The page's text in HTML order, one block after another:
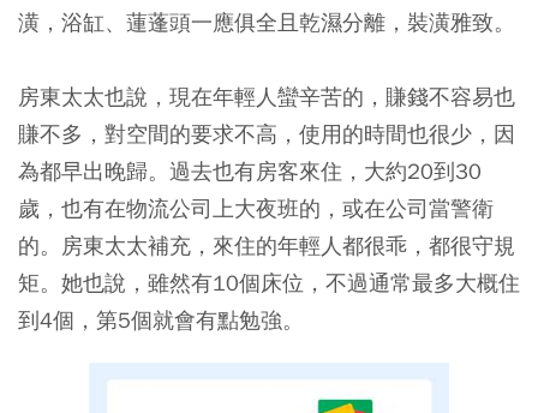
潢，浴缸、蓮蓬頭一應俱全且乾濕分離， 裝潢雅致。
房東太太也說，現在年輕人蠻辛苦的，賺錢不容易也
賺不多，對空間的要求不高，使用的時間也很少，因
為都早出晚歸。過去也有房客來住，大約20到30
歲，也有在物流公司上大夜班的，或在公司當警衛
的。房東太太補充，來住的年輕人都很乖，都很守規
矩。她也說，雖然有10個床位，不過通常最多大概住
到4個，第5個就會有點勉強。